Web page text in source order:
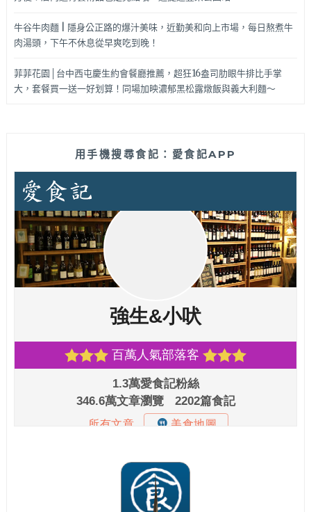
牛谷牛肉麵 | 隱身公正路的爆汁美味，近勤美和向上市場，每日熬煮牛
肉湯頭，下午不休息從早爽吃到晚！
菲菲花園│台中西屯慶生約會餐廳推薦，超狂16盎司肋眼牛排比手掌
大，套餐買一送一好划算！同場加映濃郁黑松露燉飯與義大利麵～
用手機搜尋食記：愛食記APP